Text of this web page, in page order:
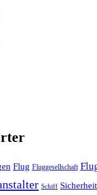
Flug Fluggesellschaft
Schiff Sicherheit